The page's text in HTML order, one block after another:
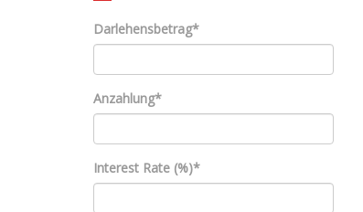
Darlehensbetrag*
Anzahlung*
Interest Rate (%)*